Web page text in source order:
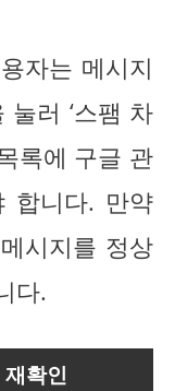
자는 메시지
러 ‘스팸 차
록에 구글 관
합니다. 만약
시지를 정상
다.
확인